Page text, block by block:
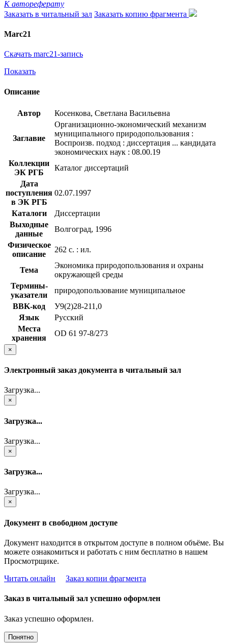
К автореферату
Заказать в читальный зал Заказать копию фрагмента
Marc21
Скачать marc21-запись
Показать
Описание
Автор Косенкова, Светлана Васильевна
Заглавие
Организационно-экономический механизм
муниципального природопользования :
Воспроизв. подход : диссертация ... кандидата
экономических наук : 08.00.19
Коллекции
ЭК РГБ
Каталог диссертаций
Дата
поступления
в ЭК РГБ
02.07.1997
Каталоги
Диссертации
Выходные
данные
Волгоград, 1996
Физическое
описание
262 с. : ил.
Тема
Экономика природопользования и охраны
окружающей среды
Термины-
указатели
природопользование муниципальное
BBK-код
У9(2)28-211,0
Язык
Русский
Места
хранения
OD 61 97-8/273
×
Электронный заказ документа в читальный зал
Загрузка...
×
Загрузка...
Загрузка...
×
Загрузка...
Загрузка...
×
Документ в свободном доступе
Документ находится в открытом доступе в полном объёме. Вы
можете ознакомиться и работать с ним бесплатно в нашем
Просмотрщике.
Читать онлайн
Заказ копии фрагмента
Заказ в читальный зал успешно оформлен
Заказ успешно оформлен.
Понятно